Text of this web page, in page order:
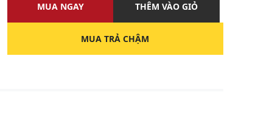
MUA NGAY THÊM VÀO GIỎ
MUA TRẢ CHẬM